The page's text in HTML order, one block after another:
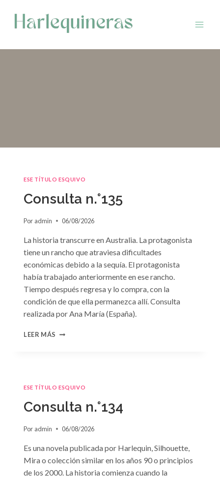
contenido
ESE TÍTULO ESQUIVO
Consulta n.°135
Por admin 06/08/2026
La historia transcurre en Australia. La protagonista
tiene un rancho que atraviesa dificultades
económicas debido a la sequía. El protagonista
había trabajado anteriormente en ese rancho.
Tiempo después regresa y lo compra, con la
condición de que ella permanezca allí. Consulta
realizada por Ana María (España).
LEER MÁS CONSULTA
ESE TÍTULO ESQUIVO
Consulta n.°134
Por admin 06/08/2026
Es una novela publicada por Harlequin, Silhouette,
Mira o colección similar en los años 90 o principios
de los 2000. La historia comienza cuando la